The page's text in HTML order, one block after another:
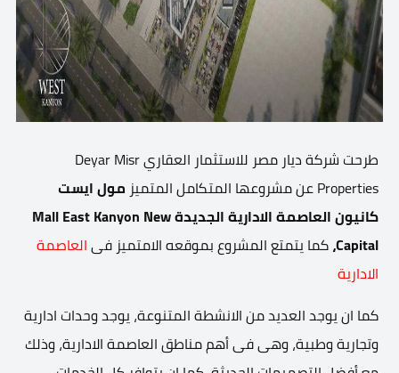
طرحت شركة ديار مصر للاستثمار العقاري Deyar Misr
Properties عن مشروعها المتكامل المتميز
مول ايست
كانيون العاصمة الادارية الجديدةMall East Kanyon New
Capital، كما يتمتع المشروع بموقعه الامتميز فىالعاصمة
الادارية
كما ان يوجد العديد من الانشطة المتنوعة، يوجد وحدات ادارية
وتجارية وطبية، وهى فى أهم مناطق العاصمة الادارية، وذلك